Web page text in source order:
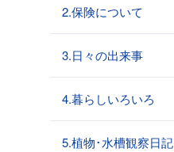
2.保険について
3.日々の出来事
4.暮らしいろいろ
5.植物･水槽観察日記